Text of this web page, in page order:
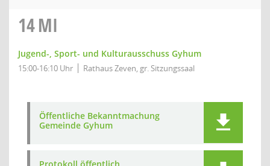
14MI
Jugend-, Sport- und Kulturausschuss Gyhum
15:00-16:10 Uhr Rathaus Zeven, gr. Sitzungssaal
Öffentliche Bekanntmachung
Gemeinde Gyhum